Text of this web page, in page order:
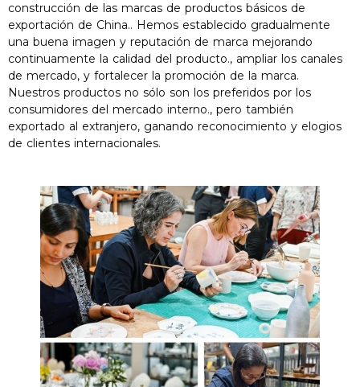
construcción de las marcas de productos básicos de
exportación de China.. Hemos establecido gradualmente
una buena imagen y reputación de marca mejorando
continuamente la calidad del producto., ampliar los canales
de mercado, y fortalecer la promoción de la marca.
Nuestros productos no sólo son los preferidos por los
consumidores del mercado interno., pero también
exportado al extranjero, ganando reconocimiento y elogios
de clientes internacionales.